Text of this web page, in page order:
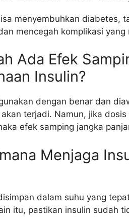
menyembuhkan diabetes,
mencegah komplikasi yang
Ada Efek
Insulin?
dengan benar dan
terjadi. Namun, jika
efek samping jangka
Menjaga
dalam suhu yang
itu, pastikan insulin sudah